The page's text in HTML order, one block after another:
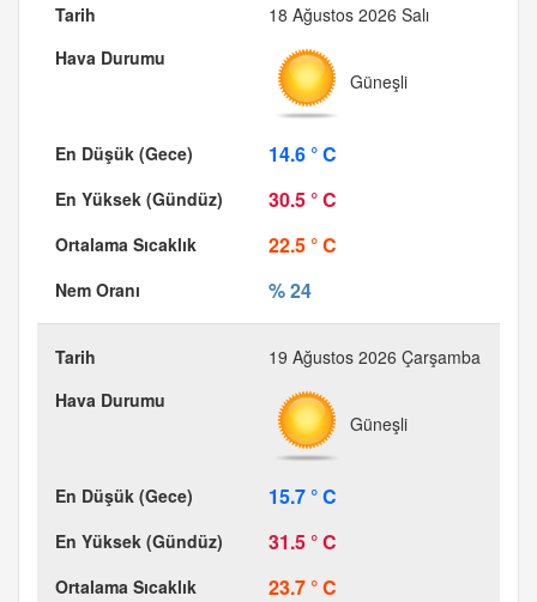
18 Ağustos 2026 Salı
Güneşli
14.6 ° C
30.5 ° C
22.5 ° C
% 24
19 Ağustos 2026 Çarşamba
Güneşli
15.7 ° C
31.5 ° C
23.7 ° C